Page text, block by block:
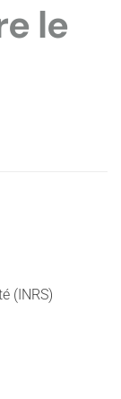
le
(INRS)